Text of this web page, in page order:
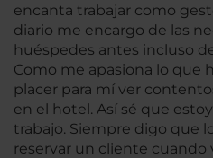
encanta trabajar como
diario me encargo de las
huéspedes antes incluso
Como me apasiona lo que
placer para mí ver
en el hotel. Así sé que
trabajo. Siempre digo que
reservar un cliente cuando